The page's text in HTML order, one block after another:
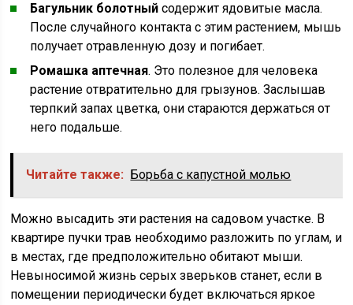
Багульник болотный содержит ядовитые масла.
После случайного контакта с этим растением, мышь
получает отравленную дозу и погибает.
Ромашка аптечная. Это полезное для человека
растение отвратительно для грызунов. Заслышав
терпкий запах цветка, они стараются держаться от
него подальше.
Читайте также: Борьба с капустной молью
Можно высадить эти растения на садовом участке. В
квартире пучки трав необходимо разложить по углам, и
в местах, где предположительно обитают мыши.
Невыносимой жизнь серых зверьков станет, если в
помещении периодически будет включаться яркое